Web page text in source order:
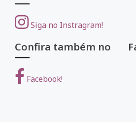
Siga no Instragram!
Confira também no
Facebook!